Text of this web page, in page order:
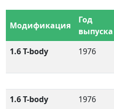
Модификация
Год
выпуска
1.6 T-body
1976
1.6 T-body 1976